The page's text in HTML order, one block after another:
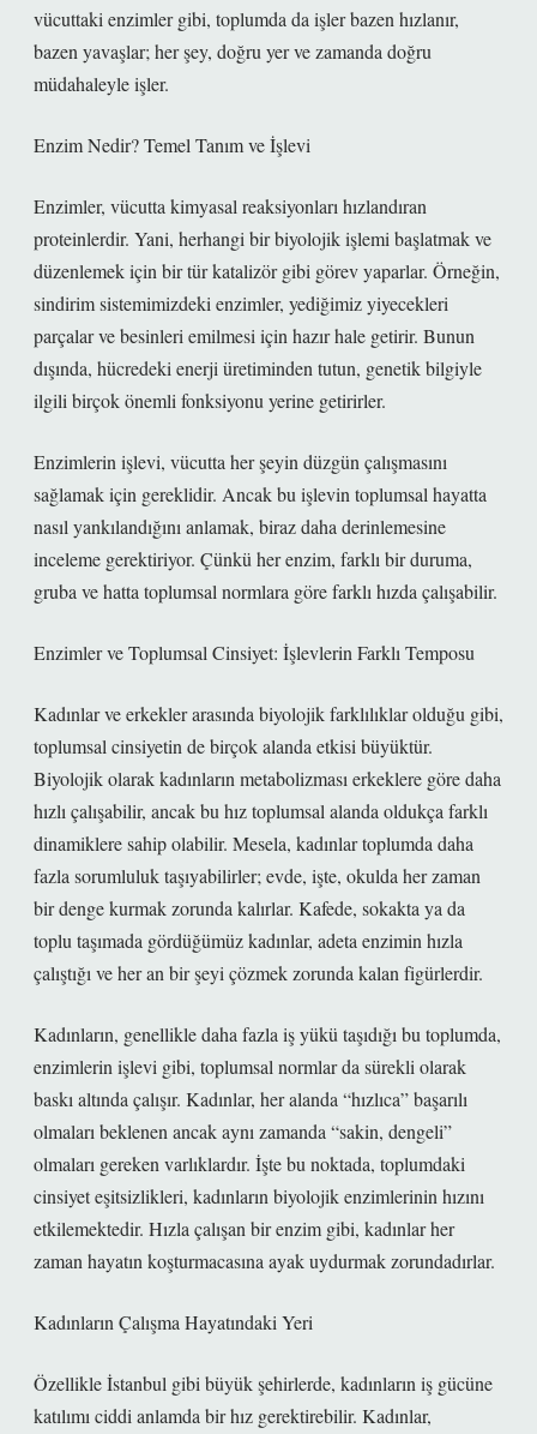
vücuttaki enzimler gibi, toplumda da işler bazen hızlanır,
bazen yavaşlar; her şey, doğru yer ve zamanda doğru
müdahaleyle işler.
Enzim Nedir? Temel Tanım ve İşlevi
Enzimler, vücutta kimyasal reaksiyonları hızlandıran
proteinlerdir. Yani, herhangi bir biyolojik işlemi başlatmak ve
düzenlemek için bir tür katalizör gibi görev yaparlar. Örneğin,
sindirim sistemimizdeki enzimler, yediğimiz yiyecekleri
parçalar ve besinleri emilmesi için hazır hale getirir. Bunun
dışında, hücredeki enerji üretiminden tutun, genetik bilgiyle
ilgili birçok önemli fonksiyonu yerine getirirler.
Enzimlerin işlevi, vücutta her şeyin düzgün çalışmasını
sağlamak için gereklidir. Ancak bu işlevin toplumsal hayatta
nasıl yankılandığını anlamak, biraz daha derinlemesine
inceleme gerektiriyor. Çünkü her enzim, farklı bir duruma,
gruba ve hatta toplumsal normlara göre farklı hızda çalışabilir.
Enzimler ve Toplumsal Cinsiyet: İşlevlerin Farklı Temposu
Kadınlar ve erkekler arasında biyolojik farklılıklar olduğu gibi,
toplumsal cinsiyetin de birçok alanda etkisi büyüktür.
Biyolojik olarak kadınların metabolizması erkeklere göre daha
hızlı çalışabilir, ancak bu hız toplumsal alanda oldukça farklı
dinamiklere sahip olabilir. Mesela, kadınlar toplumda daha
fazla sorumluluk taşıyabilirler; evde, işte, okulda her zaman
bir denge kurmak zorunda kalırlar. Kafede, sokakta ya da
toplu taşımada gördüğümüz kadınlar, adeta enzimin hızla
çalıştığı ve her an bir şeyi çözmek zorunda kalan figürlerdir.
Kadınların, genellikle daha fazla iş yükü taşıdığı bu toplumda,
enzimlerin işlevi gibi, toplumsal normlar da sürekli olarak
baskı altında çalışır. Kadınlar, her alanda “hızlıca” başarılı
olmaları beklenen ancak aynı zamanda “sakin, dengeli”
olmaları gereken varlıklardır. İşte bu noktada, toplumdaki
cinsiyet eşitsizlikleri, kadınların biyolojik enzimlerinin hızını
etkilemektedir. Hızla çalışan bir enzim gibi, kadınlar her
zaman hayatın koşturmacasına ayak uydurmak zorundadırlar.
Kadınların Çalışma Hayatındaki Yeri
Özellikle İstanbul gibi büyük şehirlerde, kadınların iş gücüne
katılımı ciddi anlamda bir hız gerektirebilir. Kadınlar,